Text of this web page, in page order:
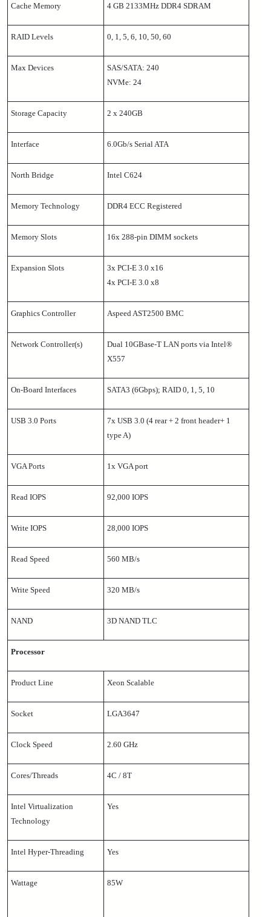
Cache Memory 4 GB 2133MHz DDR4 SDRAM
RAID Levels 0, 1, 5, 6, 10, 50, 60
Max Devices
SAS/SATA: 240
NVMe: 24
Storage Capacity 2 x 240GB
Interface 6.0Gb/s Serial ATA
North Bridge Intel C624
Memory Technology DDR4 ECC Registered
Memory Slots 16x 288-pin DIMM sockets
Expansion Slots
3x PCI-E 3.0 x16
4x PCI-E 3.0 x8
Graphics Controller Aspeed AST2500 BMC
Network Controller(s)
Dual 10GBase-T LAN ports via Intel®
X557
On-Board Interfaces SATA3 (6Gbps); RAID 0, 1, 5, 10
USB 3.0 Ports
7x USB 3.0 (4 rear + 2 front header+ 1
type A)
VGA Ports 1x VGA port
Read IOPS 92,000 IOPS
Write IOPS 28,000 IOPS
Read Speed 560 MB/s
Write Speed 320 MB/s
NAND 3D NAND TLC
Processor
Product Line Xeon Scalable
Socket LGA3647
Clock Speed 2.60 GHz
Cores/Threads 4C / 8T
Intel Virtualization
Technology
Yes
Intel Hyper-Threading Yes
Wattage 85W